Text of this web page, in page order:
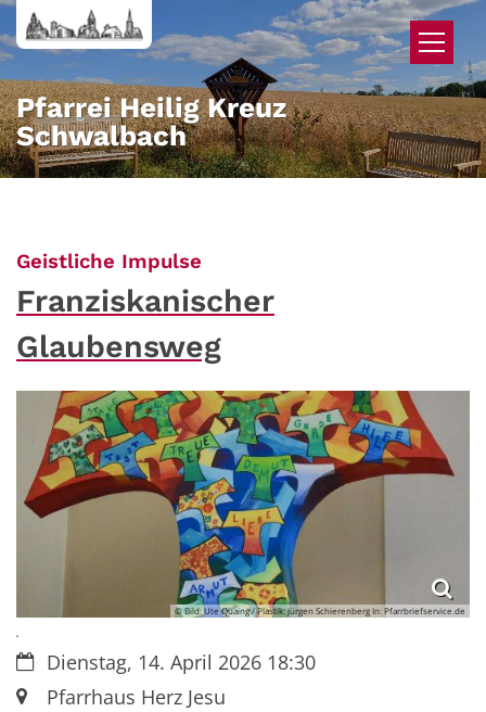
Zum Inhalt springen
Pfarrei Heilig Kreuz
Schwalbach
Geistliche Impulse
Franziskanischer
Glaubensweg
© Bild: Ute Quaing / Plastik: Jürgen Schierenberg In: Pfarrbriefservice.de
.
Datum:Dienstag, 14. April 2026 18:30
Ort:Pfarrhaus Herz Jesu